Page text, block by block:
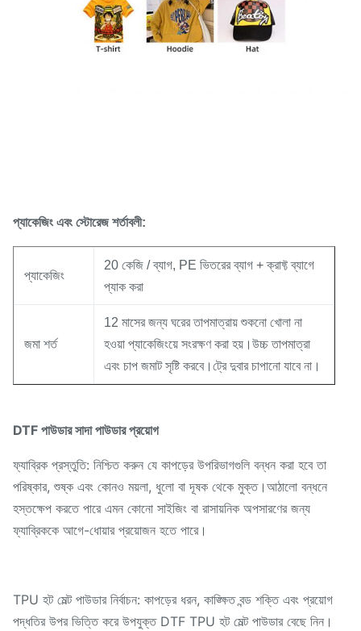
প্যাকেজিং এবং স্টোরেজ শর্তাবলী:
প্যাকেজিং
20 কেজি / ব্যাগ, PE ভিতরের ব্যাগ + ক্রাফ্ট ব্যাগে
প্যাক করা
জমা শর্ত
12 মাসের জন্য ঘরের তাপমাত্রায় শুকনো খোলা না
হওয়া প্যাকেজিংয়ে সংরক্ষণ করা হয়।উচ্চ তাপমাত্রা
এবং চাপ জমাট সৃষ্টি করবে।ট্রে দুবার চাপানো যাবে না।
DTF পাউডার সাদা পাউডার প্রয়োগ
ফ্যাব্রিক প্রস্তুতি: নিশ্চিত করুন যে কাপড়ের উপরিভাগগুলি বন্ধন করা হবে তা
পরিষ্কার, শুষ্ক এবং কোনও ময়লা, ধুলো বা দূষক থেকে মুক্ত।আঠালো বন্ধনে
হস্তক্ষেপ করতে পারে এমন কোনো সাইজিং বা রাসায়নিক অপসারণের জন্য
ফ্যাব্রিককে আগে-ধোয়ার প্রয়োজন হতে পারে।
TPU হট মেল্ট পাউডার নির্বাচন: কাপড়ের ধরন, কাঙ্ক্ষিত বন্ড শক্তি এবং প্রয়োগ
পদ্ধতির উপর ভিত্তি করে উপযুক্ত DTF TPU হট মেল্ট পাউডার বেছে নিন।